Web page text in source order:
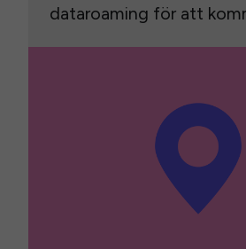
dataroaming för att